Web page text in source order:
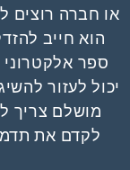
או חברה רוצים
הוא חייב
ספר
יכול לעזור
מושלם צריך